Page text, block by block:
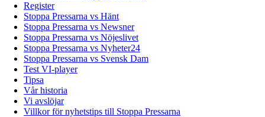
Register
Stoppa Pressarna vs Hänt
Stoppa Pressarna vs Newsner
Stoppa Pressarna vs Nöjeslivet
Stoppa Pressarna vs Nyheter24
Stoppa Pressarna vs Svensk Dam
Test VI-player
Tipsa
Vår historia
Vi avslöjar
Villkor för nyhetstips till Stoppa Pressarna